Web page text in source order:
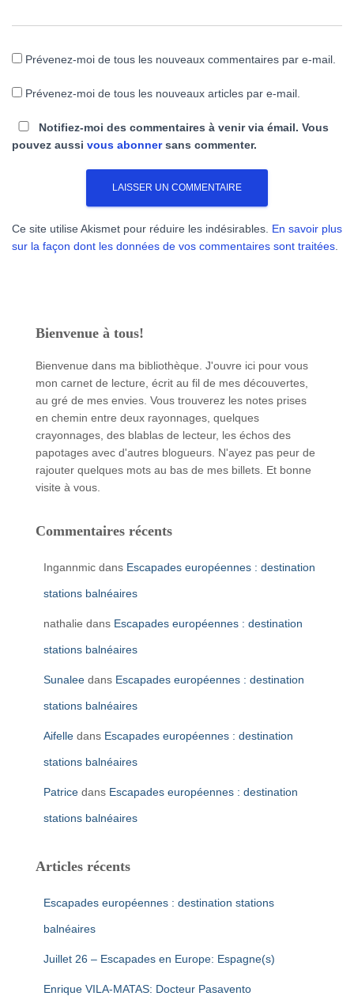
Prévenez-moi de tous les nouveaux commentaires par e-mail.
Prévenez-moi de tous les nouveaux articles par e-mail.
Notifiez-moi des commentaires à venir via émail. Vous
pouvez aussi vous abonnersans commenter.
Ce site utilise Akismet pour réduire les indésirables. En savoir plus
sur la façon dont les données de vos commentaires sont traitées
Bienvenue à tous!
Bienvenue dans ma bibliothèque. J'ouvre ici pour vous
mon carnet de lecture, écrit au fil de mes découvertes,
au gré de mes envies. Vous trouverez les notes prises
en chemin entre deux rayonnages, quelques
crayonnages, des blablas de lecteur, les échos des
papotages avec d'autres blogueurs. N'ayez pas peur de
rajouter quelques mots au bas de mes billets. Et bonne
visite à vous.
Commentaires récents
Ingannmic dans Escapades européennes : destination
stations balnéaires
nathalie dans Escapades européennes : destination
stations balnéaires
Sunalee dans Escapades européennes : destination
stations balnéaires
Aifelle dans Escapades européennes : destination
stations balnéaires
Patrice dans Escapades européennes : destination
stations balnéaires
Articles récents
Escapades européennes : destination stations
balnéaires
Juillet 26 – Escapades en Europe: Espagne(s)
Enrique VILA-MATAS: Docteur Pasavento